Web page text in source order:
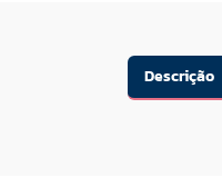
Descrição